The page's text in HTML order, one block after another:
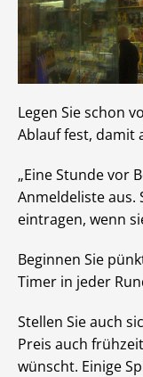
Legen Sie schon
Ablauf fest, damit
„Eine Stunde vor
Anmeldeliste aus.
eintragen, wenn
Beginnen Sie
Timer in jeder
Stellen Sie auch
Preis auch
wünscht. Einige